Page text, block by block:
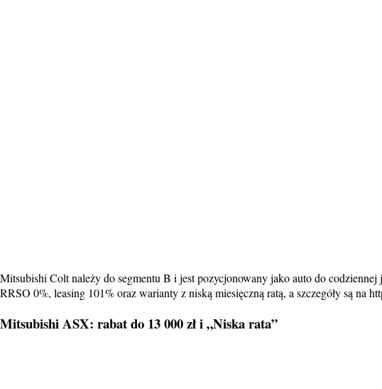
Mitsubishi Colt należy do segmentu B i jest pozycjonowany jako auto do
RRSO 0%, leasing 101% oraz warianty z niską miesięczną ratą, a szczegóły są na
Mitsubishi ASX: rabat do 13 000 zł i „Niska rata”